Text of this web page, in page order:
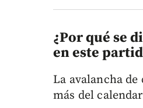
¿Por qué se
en este
La avalancha
más del